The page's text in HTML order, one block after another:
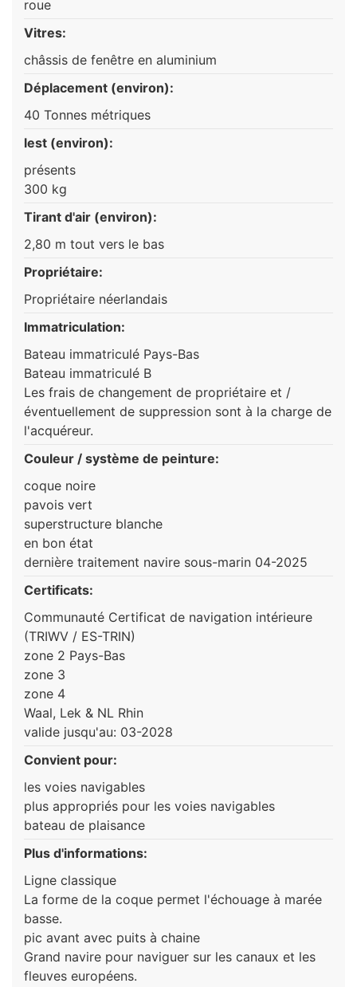
roue
Vitres:
châssis de fenêtre en aluminium
Déplacement (environ):
40 Tonnes métriques
lest (environ):
présents
300 kg
Tirant d'air (environ):
2,80 m tout vers le bas
Propriétaire:
Propriétaire néerlandais
Immatriculation:
Bateau immatriculé Pays-Bas
Bateau immatriculé B
Les frais de changement de propriétaire et /
éventuellement de suppression sont à la charge de
l'acquéreur.
Couleur / système de peinture:
coque noire
pavois vert
superstructure blanche
en bon état
dernière traitement navire sous-marin 04-2025
Certificats:
Communauté Certificat de navigation intérieure
(TRIWV / ES-TRIN)
zone 2 Pays-Bas
zone 3
zone 4
Waal, Lek & NL Rhin
valide jusqu'au: 03-2028
Convient pour:
les voies navigables
plus appropriés pour les voies navigables
bateau de plaisance
Plus d'informations:
Ligne classique
La forme de la coque permet l'échouage à marée
basse.
pic avant avec puits à chaine
Grand navire pour naviguer sur les canaux et les
fleuves européens.